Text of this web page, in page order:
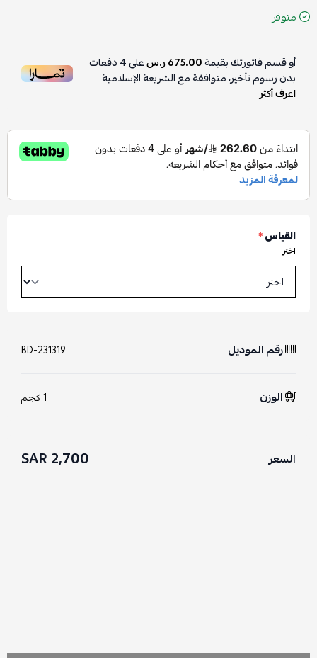
متوفر
أو قسم فاتورتك بقيمة675.00 ر.س على4دفعات
بدون رسوم تأخير، متوافقة مع الشريعة الإسلامية
اعرف أكثر
القياس*
اختر
رقم الموديل BD-231319
الوزن 1 كجم
السعر 2,700 SAR